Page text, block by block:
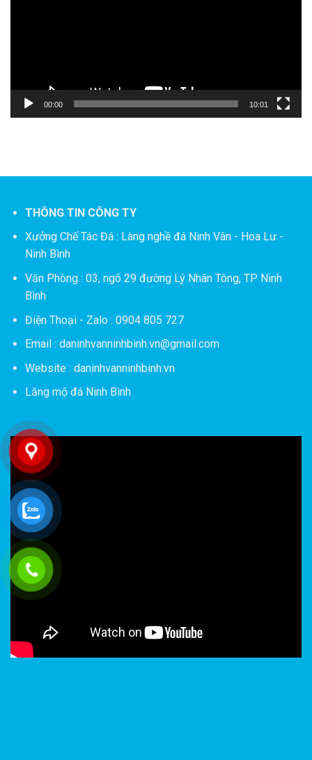
00:00 10:01
THÔNG TIN CÔNG TY
Xưởng Chế Tác Đá : Làng nghề đá Ninh Vân - Hoa Lư -
Ninh Bình
Văn Phòng : 03, ngõ 29 đường Lý Nhân Tông, TP Ninh
Bình
Điện Thoại - Zalo : 0904 805 727
Email : daninhvanninhbinh.vn@gmail.com
Website : daninhvanninhbinh.vn
Lăng mộ đá Ninh Bình